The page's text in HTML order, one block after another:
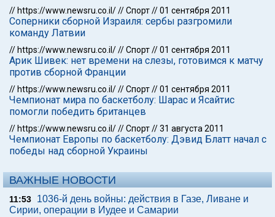
// https://www.newsru.co.il///Спорт//01 сентября 2011
Соперники сборной Израиля: сербы разгромили
команду Латвии
// https://www.newsru.co.il///Спорт//01 сентября 2011
Арик Шивек: нет времени на слезы, готовимся к матчу
против сборной Франции
// https://www.newsru.co.il///Спорт//01 сентября 2011
Чемпионат мира по баскетболу: Шарас и Ясайтис
помогли победить британцев
// https://www.newsru.co.il///Спорт//31 августа 2011
Чемпионат Европы по баскетболу: Дэвид Блатт начал с
победы над сборной Украины
ВАЖНЫЕ НОВОСТИ
11:53
1036-й день войны: действия в Газе, Ливане и
Сирии, операции в Иудее и Самарии